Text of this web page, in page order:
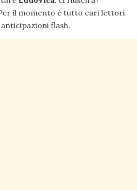
il momento è tutto cari lettori
flash.